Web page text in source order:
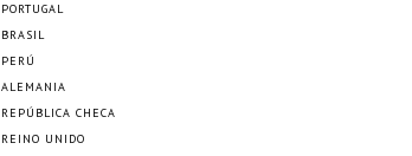
PORTUGAL
BRASIL
PERÚ
ALEMANIA
REPÚBLICA CHECA
REINO UNIDO